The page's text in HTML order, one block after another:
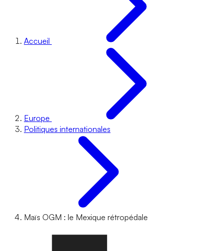
Accueil
Europe
Politiques internationales
Maïs OGM : le Mexique rétropédale